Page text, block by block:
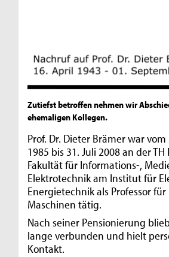
Zutiefst betroffen nehmen wir
ehemaligen Kollegen.
Prof. Dr. Dieter Brämer war
1985 bis 31. Juli 2008 an der
Fakultät für Informations-,
Elektrotechnik am Institut für
Energietechnik als Professor für
Maschinen tätig.
Nach seiner Pensionierung
lange verbunden und hielt
Kontakt.